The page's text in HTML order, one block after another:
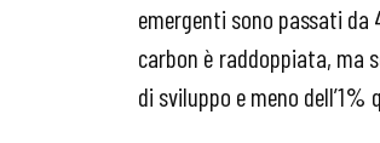
emergenti sono passati
carbon è raddoppiata, ma
di sviluppo e meno dell’1%